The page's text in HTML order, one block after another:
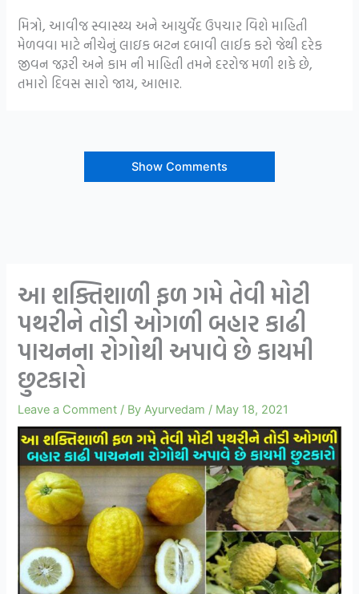
મિત્રો, આવીજ સ્વાસ્થ્ય અને આયુર્વેદ ઉપચાર વિશે માહિતી
મેળવવા માટે નીચેનું લાઇક બટન દબાવી લાઈક કરો જેથી દરેક
જીવન જરૂરી અને કામ ની માહિતી તમને દરરોજ મળી શકે છે,
તમારો દિવસ સારો જાય, આભાર.
Show Comments
આ શક્તિશાળી ફળ ગમે તેવી મોટી
પથરીને તોડી ઓગળી બહાર કાઢી
પાચનના રોગોથી અપાવે છે કાયમી
છુટકારો
Leave a Comment / ByAyurvedam / May 18, 2021